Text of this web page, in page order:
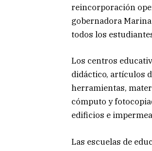
reincorporación
gobernadora
todos los
Los centros
didáctico, artículos
herramientas,
cómputo y
edificios e
Las escuelas de